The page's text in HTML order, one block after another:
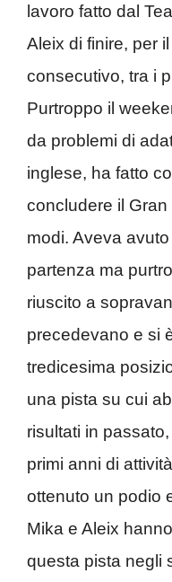
lavoro fatto dal
Aleix di finire, per
consecutivo, tra i
Purtroppo il
da problemi di
inglese, ha fatto
concludere il
modi. Aveva
partenza ma
riuscito a
precedevano e si
tredicesima
una pista su cui
risultati in
primi anni di
ottenuto un podio
Mika e Aleix
questa pista negli